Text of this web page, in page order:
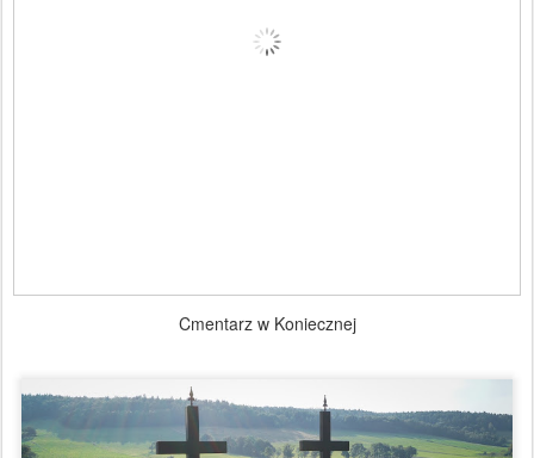
Cmentarz w Koniecznej